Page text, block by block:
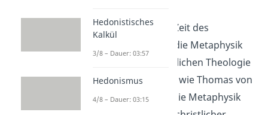
Mittelalter: In der Zeit des
Mittelalters wurde die Metaphysik
stark von der christlichen Theologie
beeinflusst. Denker wie Thomas von
Aquin versuchten, die Metaphysik
Hedonistisches
Kalkül
3/8 – Dauer: 03:57
Hedonismus
4/8 – Dauer: 03:15